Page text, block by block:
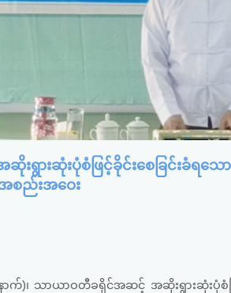
ားဆုံးပုံစံဖြင့်ခိုင်းစေခြင်းခံရသေ
စည်းအဝေး
သာယာဝတီခရိုင်အဆင့် အဆိုးရွားဆုံးပုံစံဖြ